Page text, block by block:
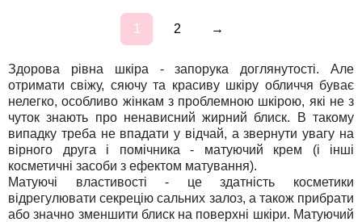
1 2 →
Здорова рівна шкіра - запорука доглянутості. Але
отримати свіжу, сяючу та красиву шкіру обличчя буває
нелегко, особливо жінкам з проблемною шкірою, які не з
чуток знають про ненависний жирний блиск. В такому
випадку треба не впадати у відчай, а звернути увагу на
вірного друга і помічника - матуючий крем (і інші
косметичні засоби з ефектом матування).
Матуючі властивості - це здатність косметики
відрегулювати секрецію сальних залоз, а також прибрати
або значно зменшити блиск на поверхні шкіри. Матуючий